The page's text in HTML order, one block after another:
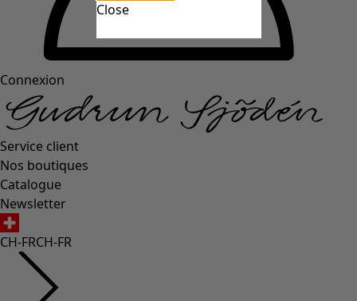
Connexion
Service client
Nos boutiques
Catalogue
Newsletter
CH-FRCH-FR
Close